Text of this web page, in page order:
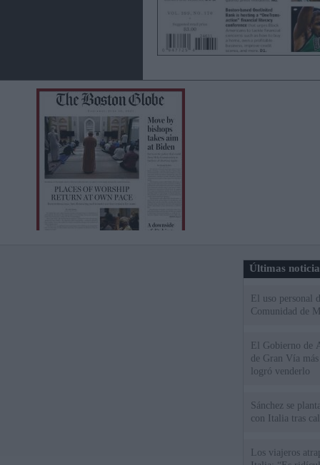
Últimas
El uso personal
Comunidad de
El Gobierno de
de Gran Vía
logró venderlo
Sánchez se
con Italia tras
Los viajeros